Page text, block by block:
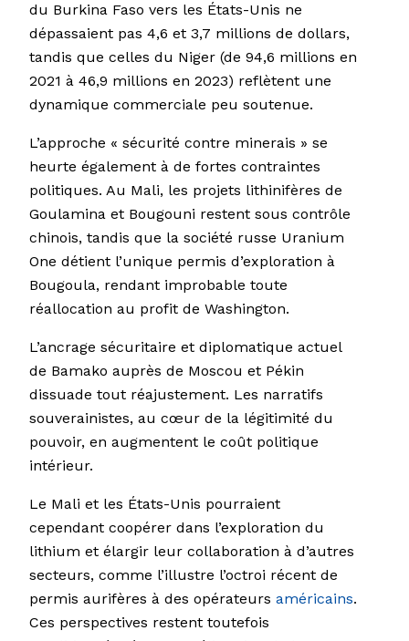
du Burkina Faso vers les États-Unis ne
dépassaient pas 4,6 et 3,7 millions de dollars,
tandis que celles du Niger (de 94,6 millions en
2021 à 46,9 millions en 2023) reflètent une
dynamique commerciale peu soutenue.
L’approche « sécurité contre minerais » se
heurte également à de fortes contraintes
politiques. Au Mali, les projets lithinifères de
Goulamina et Bougouni restent sous contrôle
chinois, tandis que la société russe Uranium
One détient l’unique permis d’exploration à
Bougoula, rendant improbable toute
réallocation au profit de Washington.
L’ancrage sécuritaire et diplomatique actuel
de Bamako auprès de Moscou et Pékin
dissuade tout réajustement. Les narratifs
souverainistes, au cœur de la légitimité du
pouvoir, en augmentent le coût politique
intérieur.
Le Mali et les États-Unis pourraient
cependant coopérer dans l’exploration du
lithium et élargir leur collaboration à d’autres
secteurs, comme l’illustre l’octroi récent de
permis aurifères à des opérateurs américains.
Ces perspectives restent toutefois